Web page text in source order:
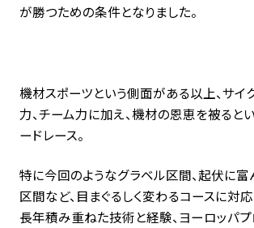
が勝つための条件となりました。
機材スポーツという側面がある以上、サイ
力、チーム力に加え、機材の恩恵を被ると
ードレース。
特に今回のようなグラベル区間、起伏に富
区間など、目まぐるしく変わるコースに対
長年積み重ねた技術と経験、ヨーロッパ